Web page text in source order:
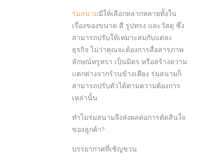
ร่มสนามมีให้เลือกหลากหลายทั้งใน
เรื่องของขนาด สี รูปทรง และวัสดุ ซึ่ง
สามารถปรับให้เหมาะสมกับแต่ละ
ธุรกิจ ไม่ว่าคุณจะต้องการสื่อสารภาพ
ลักษณ์หรูหรา เป็นมิตร หรือสร้างความ
แตกต่างจากร้านข้างเคียง ร่มสนามก็
สามารถปรับตัวได้ตามความต้องการ
เหล่านั้น
ทำไมร่มสนามจึงส่งผลต่อการตัดสินใจ
ของลูกค้า?
บรรยากาศที่เชิญชวน